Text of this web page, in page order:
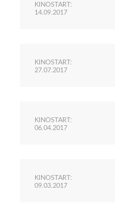
KINOSTART:
14.09.2017
KINOSTART:
27.07.2017
KINOSTART:
06.04.2017
KINOSTART:
09.03.2017